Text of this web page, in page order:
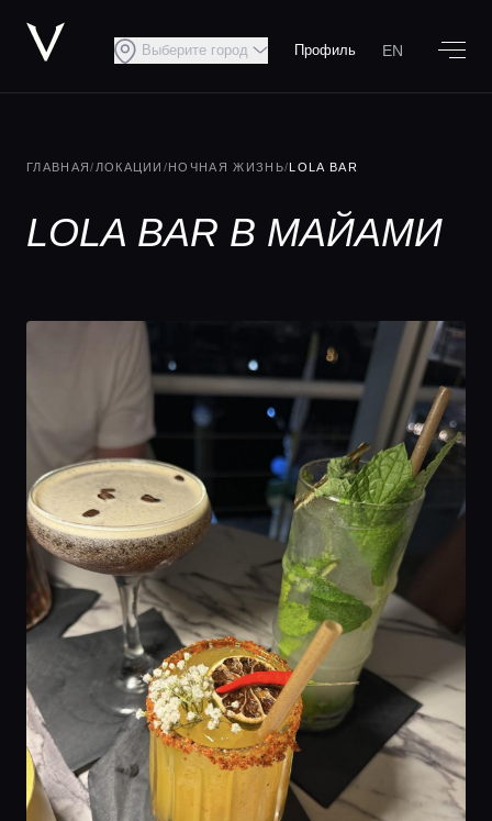
Выберите город Профиль EN
ГЛАВНАЯ/ ЛОКАЦИИ /НОЧНАЯ ЖИЗНЬ/LOLA BAR
LOLA BAR В МАЙАМИ